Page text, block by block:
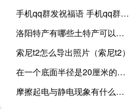
手机qq群发祝福语 手机qq群发祝福怎么找
洛阳特产有哪些土特产可以带走（洛阳特产有哪些）
索尼t2怎么导出照片（索尼t2）
在一个底面半径是20厘米的圆柱形水桶里有一段
摩擦起电与静电现象有什么不同